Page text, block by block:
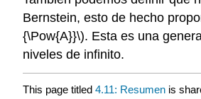
Bernstein, esto de hecho
{\Pow{A}}\). Esta es una
niveles de infinito.
This page titled 4.11: Resumen is